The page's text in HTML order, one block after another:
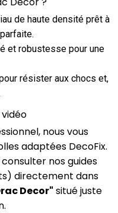
de haute densité prêt à
et robustesse pour une
résister aux chocs et,
nous vous
adaptées DecoFix.
nos guides
directement dans
Decor" situé juste